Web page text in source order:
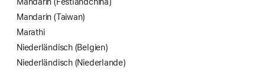
Mandarin (Taiwan)
Marathi
Niederländisch (Belgien)
Niederländisch (Niederlande)